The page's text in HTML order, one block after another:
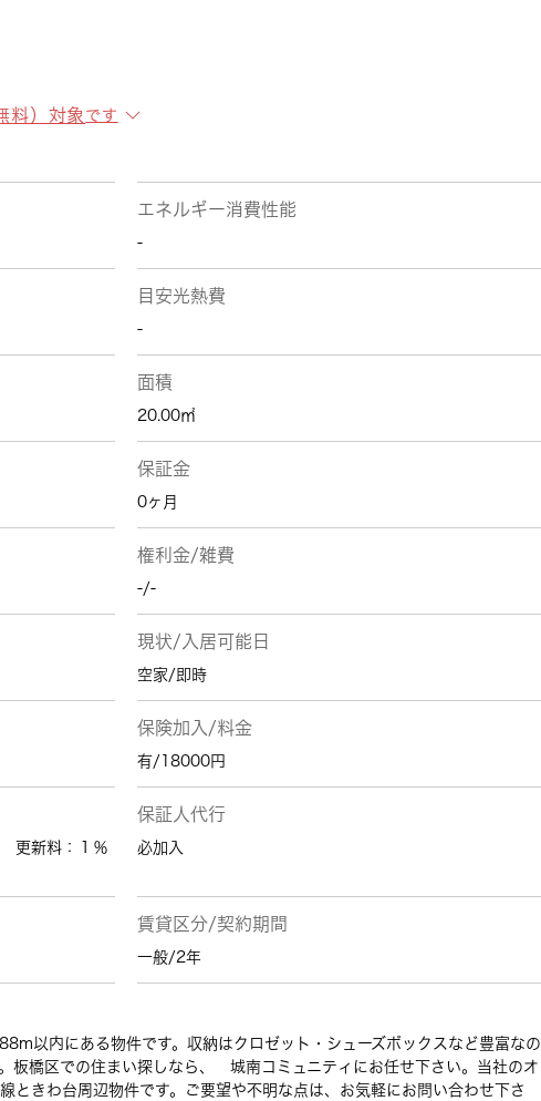
料）対象 です
エネルギー消費性能
-
目安光熱費
-
面積
20.00㎡
保証金
0ヶ月
権利金/雑費
-/-
現状/入居可能日
空家/即時
保険加入/料金
有/18000円
更新料：１％
保証人代行
必加入
賃貸区分/契約期間
一般/2年
以内にある物件です。収納はクロゼット・シューズボックスなど豊富なの
板橋区での住まい探しなら、 城南コミュニティにお任せ下さい。当社のオ
ときわ台周辺物件です。ご要望や不明な点は、お気軽にお問い合わせ下さ